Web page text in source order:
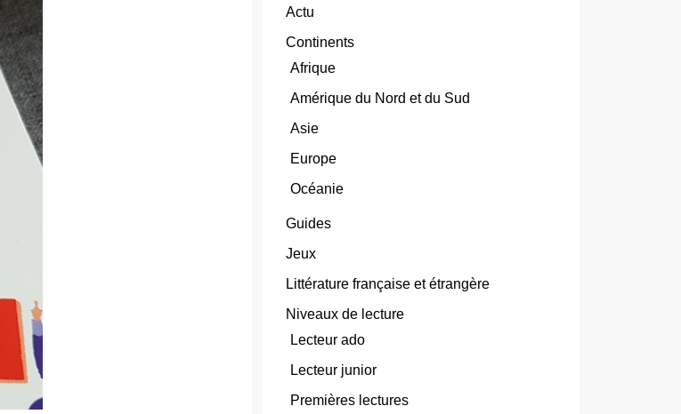
Actu
Continents
Afrique
Amérique du Nord et du Sud
Asie
Europe
Océanie
Guides
Jeux
Littérature française et étrangère
Niveaux de lecture
Lecteur ado
Lecteur junior
Premières lectures